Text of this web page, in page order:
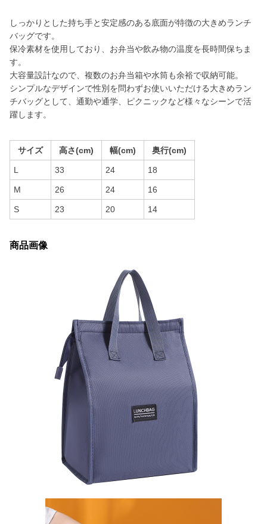
しっかりとした持ち手と安定感のある底面が特徴の大きめランチ
バッグです。
保冷素材を使用しており、お弁当や飲み物の温度を長時間保ちま
す。
大容量設計なので、複数のお弁当箱や水筒も余裕で収納可能。
シンプルなデザインで性別を問わずお使いいただける大きめラン
チバッグとして、通勤や通学、ピクニックなど様々なシーンで活
躍します。
サイズ 高さ(cm) 幅(cm) 奥行(cm)
L 33 24 18
M 26 24 16
S 23 20 14
商品画像